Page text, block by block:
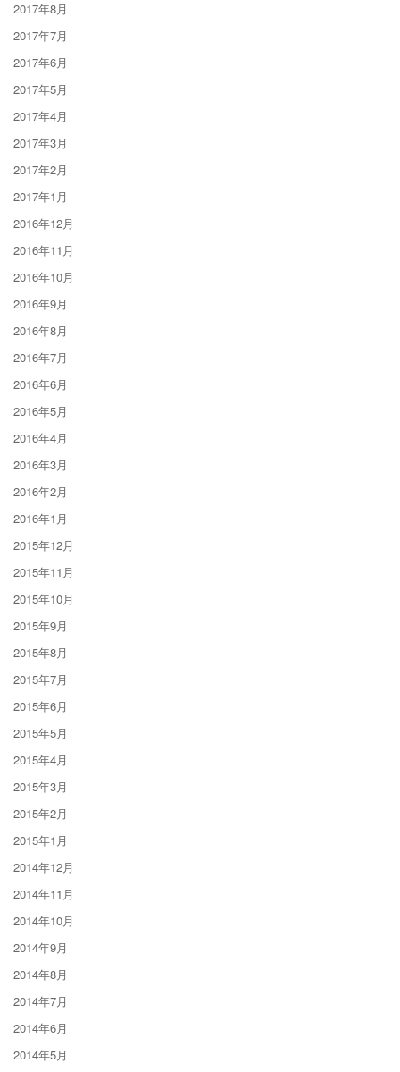
2017年8月
2017年7月
2017年6月
2017年5月
2017年4月
2017年3月
2017年2月
2017年1月
2016年12月
2016年11月
2016年10月
2016年9月
2016年8月
2016年7月
2016年6月
2016年5月
2016年4月
2016年3月
2016年2月
2016年1月
2015年12月
2015年11月
2015年10月
2015年9月
2015年8月
2015年7月
2015年6月
2015年5月
2015年4月
2015年3月
2015年2月
2015年1月
2014年12月
2014年11月
2014年10月
2014年9月
2014年8月
2014年7月
2014年6月
2014年5月